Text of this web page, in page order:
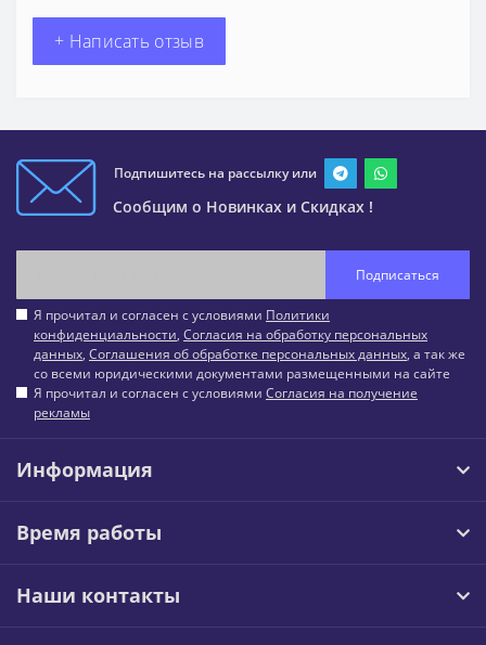
+ Написать отзыв
Подпишитесь на рассылку или
Сообщим о Новинках и Скидках !
Подписаться
Я прочитал и согласен с условиями Политики
конфиденциальности, Согласия на обработку персональных
данных, Соглашения об обработке персональных данных, а так же
со всеми юридическими документами размещенными на сайте
Я прочитал и согласен с условиями Согласия на получение
рекламы
Информация
Время работы
Наши контакты